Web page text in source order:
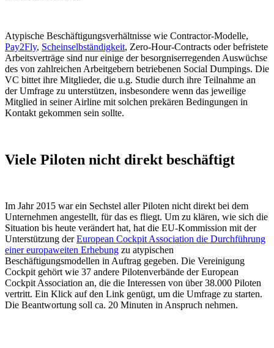
Atypische Beschäftigungsverhältnisse wie Contractor-Modelle,
Pay2Fly, Scheinselbständigkeit, Zero-Hour-Contracts oder befristete
Arbeitsverträge sind nur einige der besorgniserregenden Auswüchse
des von zahlreichen Arbeitgebern betriebenen Social Dumpings. Die
VC bittet ihre Mitglieder, die u.g. Studie durch ihre Teilnahme an
der Umfrage zu unterstützen, insbesondere wenn das jeweilige
Mitglied in seiner Airline mit solchen prekären Bedingungen in
Kontakt gekommen sein sollte.
Viele Piloten nicht direkt beschäftigt
Im Jahr 2015 war ein Sechstel aller Piloten nicht direkt bei dem
Unternehmen angestellt, für das es fliegt. Um zu klären, wie sich die
Situation bis heute verändert hat, hat die EU-Kommission mit der
Unterstützung derEuropean Cockpit Association die Durchführung
einer europaweiten Erhebung zu atypischen
Beschäftigungsmodellen in Auftrag gegeben. Die Vereinigung
Cockpit gehört wie 37 andere Pilotenverbände der European
Cockpit Association an, die die Interessen von über 38.000 Piloten
vertritt. Ein Klick auf den Link genügt, um die Umfrage zu starten.
Die Beantwortung soll ca. 20 Minuten in Anspruch nehmen.